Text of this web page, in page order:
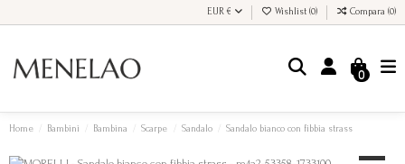
EUR € Wishlist (0) Compara (0)
0
Home Bambini Bambina Scarpe Sandalo Sandalo bianco con fibbia strass